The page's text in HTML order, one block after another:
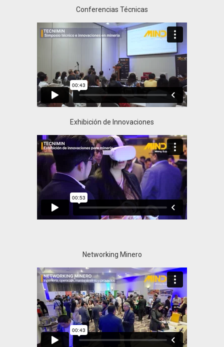
Conferencias Técnicas
Exhibición de Innovaciones
Networking Minero